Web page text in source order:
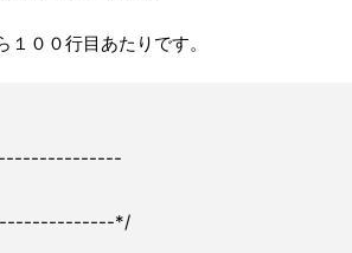
００行目あたりです。
*/